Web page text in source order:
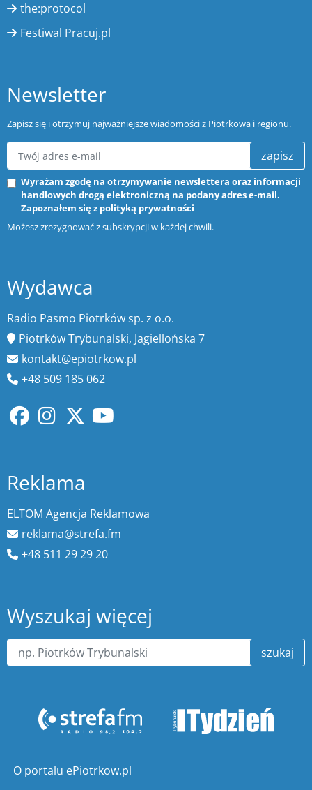
the:protocol
Festiwal Pracuj.pl
Newsletter
Zapisz się i otrzymuj najważniejsze wiadomości z Piotrkowa i regionu.
zapisz
Wyrażam zgodę na otrzymywanie newslettera oraz informacji
handlowych drogą elektroniczną na podany adres e-mail.
Zapoznałem się z polityką prywatności
Możesz zrezygnować z subskrypcji w każdej chwili.
Wydawca
Radio Pasmo Piotrków sp. z o.o.
Piotrków Trybunalski, Jagiellońska 7
kontakt@epiotrkow.pl
+48 509 185 062
Reklama
ELTOM Agencja Reklamowa
reklama@strefa.fm
+48 511 29 29 20
Wyszukaj więcej
szukaj
O portalu ePiotrkow.pl